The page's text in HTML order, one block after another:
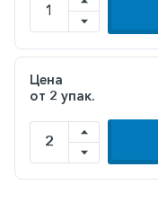
Диабетические
кишечные
Цена
от 2 упак.